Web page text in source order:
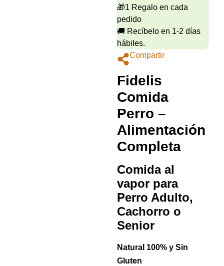
🎁1 Regalo en cada
pedido
🚚 Recíbelo en 1-2 días
hábiles.
Compartir
Fidelis
Comida
Perro –
Alimentación
Completa
Comida al
vapor para
Perro Adulto,
Cachorro o
Senior
Natural 100% y Sin
Gluten